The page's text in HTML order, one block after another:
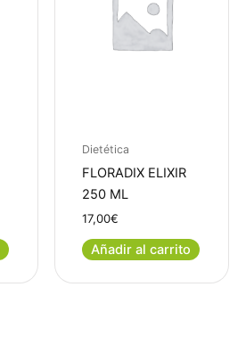
Dietética
FLORADIX ELIXIR
250 ML
17,00€
Añadir al carrito